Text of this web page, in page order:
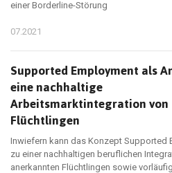
einer Borderline-Störung
07.2021
Supported Employment als
eine nachhaltige
Arbeitsmarktintegration von
Flüchtlingen
Inwiefern kann das Konzept Supported
zu einer nachhaltigen beruflichen
anerkannten Flüchtlingen sowie vorläufig